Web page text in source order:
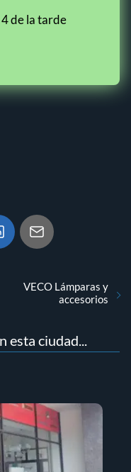
de la tarde
VECO Lámparas y
accesorios
ciudad...